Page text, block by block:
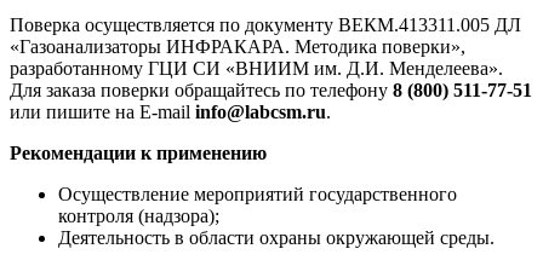
Поверка осуществляется по документу ВЕКМ.413311.005 ДЛ
«Газоанализаторы ИНФРАКАРА. Методика поверки»,
разработанному ГЦИ СИ «ВНИИМ им. Д.И. Менделеева».
Для заказа поверки обращайтесь по телефону 8 (800) 511-77-51
или пишите на E-mail info@labcsm.ru.
Рекомендации к применению
Осуществление мероприятий государственного
контроля (надзора);
Деятельность в области охраны окружающей среды.